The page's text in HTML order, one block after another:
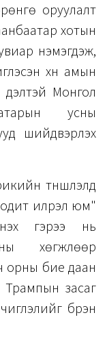
оруулалт
хотын
нэмэгдэж,
хүн амын
Монгол
усны
шийдвэрлэх
түншлэлд
илрэл юм"
гэрээ нь
хөгжлөөр
орны бие даан
Трампын засаг
бүрэн